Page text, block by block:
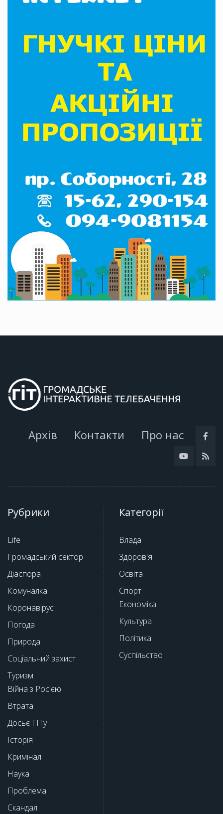
Архів Контакти Про нас
Рубрики
Life
Громадський сектор
Діаспора
Комуналка
Коронавірус
Погода
Природа
Соціальний захист
Туризм
Війна з Росією
Втрата
Досьє ГІТу
Історія
Кримінал
Наука
Проблема
Скандал
Категорії
Влада
Здоров'я
Освіта
Спорт
Економіка
Культура
Політика
Суспільство